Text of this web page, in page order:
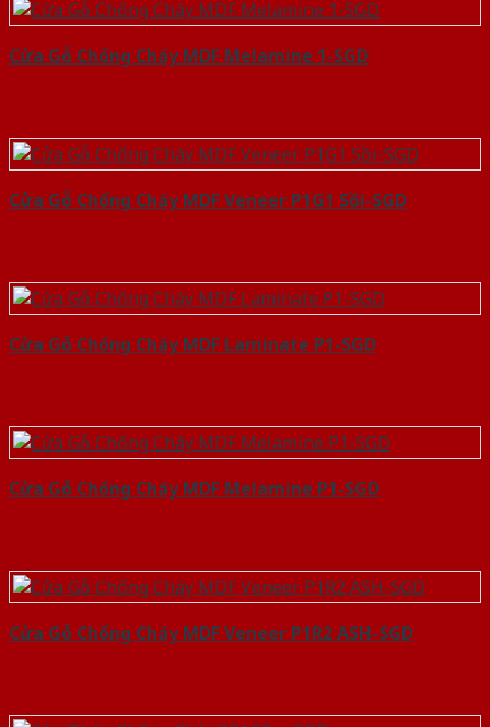
Cửa Gỗ Chống Cháy MDF Melamine 1-SGD
Cửa Gỗ Chống Cháy MDF Veneer P1G1 Sồi-SGD
Cửa Gỗ Chống Cháy MDF Laminate P1-SGD
Cửa Gỗ Chống Cháy MDF Melamine P1-SGD
Cửa Gỗ Chống Cháy MDF Veneer P1R2 ASH-SGD